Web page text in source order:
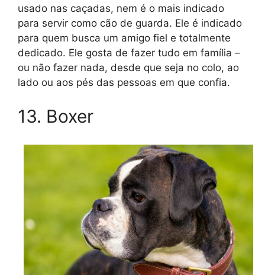
usado nas caçadas, nem é o mais indicado
para servir como cão de guarda. Ele é indicado
para quem busca um amigo fiel e totalmente
dedicado. Ele gosta de fazer tudo em família –
ou não fazer nada, desde que seja no colo, ao
lado ou aos pés das pessoas em que confia.
13. Boxer